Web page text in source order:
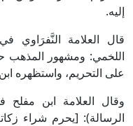
إليه.
اللخمي: ومشهور المذهب
على التحريم، واستظهره
الرسالة): [يحرم شراء